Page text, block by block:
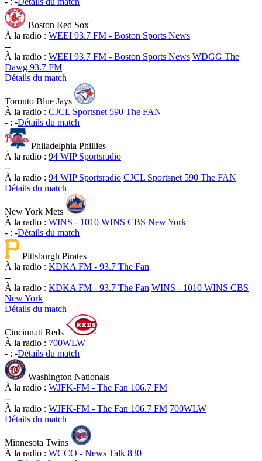
Boston Red Sox
À la radio : WEEI 93.7 FM - Boston Sports News
--
À la radio : WEEI 93.7 FM - Boston Sports News WDGG The
Dawg 93.7 FM
Détails du match
Toronto Blue Jays
À la radio : CJCL Sportsnet 590 The FAN
- : -Détails du match
Philadelphia Phillies
À la radio : 94 WIP Sportsradio
--
À la radio : 94 WIP Sportsradio CJCL Sportsnet 590 The FAN
Détails du match
New York Mets
À la radio : WINS - 1010 WINS CBS New York
- : -Détails du match
Pittsburgh Pirates
À la radio : KDKA FM - 93.7 The Fan
--
À la radio : KDKA FM - 93.7 The Fan WINS - 1010 WINS CBS
New York
Détails du match
Cincinnati Reds
À la radio : 700WLW
- : -Détails du match
Washington Nationals
À la radio : WJFK-FM - The Fan 106.7 FM
--
À la radio : WJFK-FM - The Fan 106.7 FM 700WLW
Détails du match
Minnesota Twins
À la radio : WCCO - News Talk 830